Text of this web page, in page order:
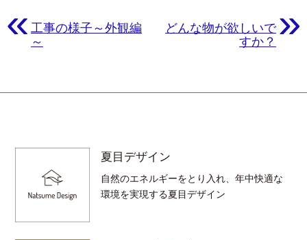
« 工事の様子～外観編
～
どんな物が欲しいで
すか？ »
夏目デザイン
自然のエネルギーをとり入れ、年中快適な
環境を実現する夏目デザイン